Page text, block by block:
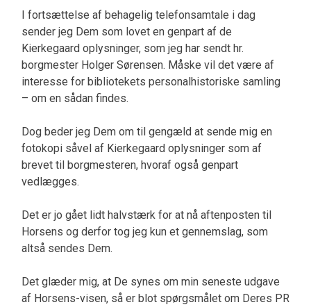
I fortsættelse af behagelig telefonsamtale i dag
sender jeg Dem som lovet en genpart af de
Kierkegaard oplysninger, som jeg har sendt hr.
borgmester Holger Sørensen. Måske vil det være af
interesse for bibliotekets personalhistoriske samling
– om en sådan findes.
Dog beder jeg Dem om til gengæld at sende mig en
fotokopi såvel af Kierkegaard oplysninger som af
brevet til borgmesteren, hvoraf også genpart
vedlægges.
Det er jo gået lidt halvstærk for at nå aftenposten til
Horsens og derfor tog jeg kun et gennemslag, som
altså sendes Dem.
Det glæder mig, at De synes om min seneste udgave
af Horsens-visen, så er blot spørgsmålet om Deres PR